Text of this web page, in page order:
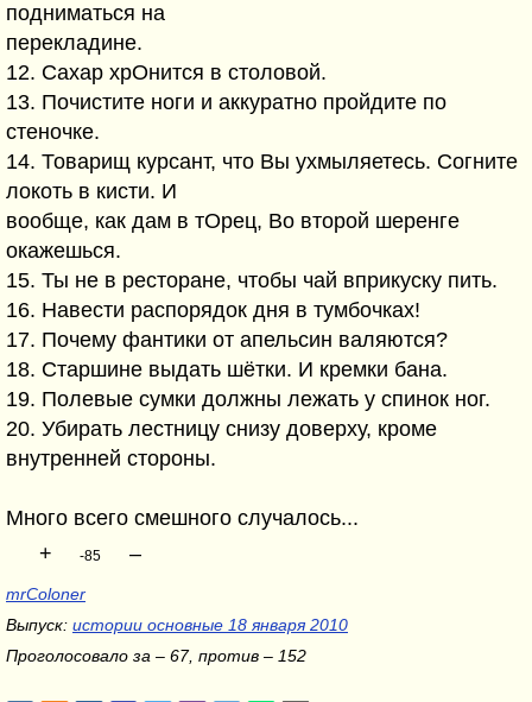
подниматься на
перекладине.
12. Сахар хрОнится в столовой.
13. Почистите ноги и аккуратно пройдите по
стеночке.
14. Товарищ курсант, что Вы ухмыляетесь. Согните
локоть в кисти. И
вообще, как дам в тОрец, Во второй шеренге
окажешься.
15. Ты не в ресторане, чтобы чай вприкуску пить.
16. Навести распорядок дня в тумбочках!
17. Почему фантики от апельсин валяются?
18. Старшине выдать шётки. И кремки бана.
19. Полевые сумки должны лежать у спинок ног.
20. Убирать лестницу снизу доверху, кроме
внутренней стороны.
Много всего смешного случалось...
+
-85 –
mrColoner
Выпуск: истории основные 18 января 2010
Проголосовало за – 67, против – 152